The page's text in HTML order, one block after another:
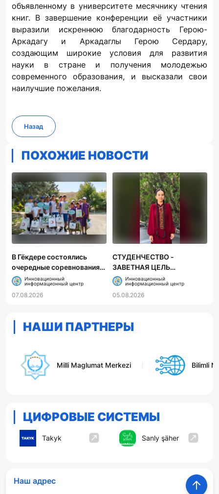
объявленному в университете месячнику чтения
книг. В завершение конференции её участники
выразили искреннюю благодарность Герою-
Аркадагу и Аркадаглы Герою Сердару,
создающим широкие условия для развития
науки в стране и получения молодежью
современного образования, и высказали свои
наилучшие пожелания.
Назад
ПОХОЖИЕ НОВОСТИ
В Гёкдере состоялись
очередные соревнования
по пожарно-прикладному
спорту
Инновационный
информационный центр
07.08.2026
СТУДЕНЧЕСТВО -
ЗАВЕТНАЯ ЦЕЛЬ
МОЛОДОСТИ
Инновационный
информационный центр
05.08.2026
НАШИ ПАРТНЕРЫ
Milli Maglumat Merkezi Bilimli
ЦИФРОВЫЕ СИСТЕМЫ
Takyk Sanly şäher
Наш адрес